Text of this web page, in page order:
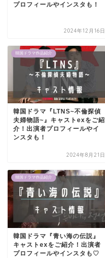
プロフィールやインスタも！
2024年12月16日
韓国ドラマ作品紹介
韓国ドラマ『LTNS~不倫探偵
夫婦物語~』キャストexをご紹
介！出演者プロフィールやイ
ンスタも！
2024年8月21日
韓国ドラマ作品紹介
韓国ドラマ『青い海の伝説』
キャストexをご紹介！出演者
プロフィールやインスタも♡